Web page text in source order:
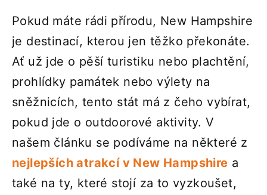
Pokud máte rádi přírodu, New Hampshire
je destinací, kterou jen těžko překonáte.
Ať už jde o pěší turistiku nebo plachtění,
prohlídky památek nebo výlety na
sněžnicích, tento stát má z čeho vybírat,
pokud jde o outdoorové aktivity. V
našem článku se podíváme na některé z
nejlepších atrakcí v New Hampshire a
také na ty, které stojí za to vyzkoušet,